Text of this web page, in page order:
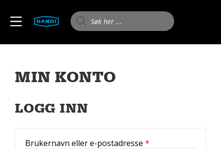
contentMOBILE MENU
HANDI AS
Products search
MIN KONTO
LOGG INN
Brukernavn eller e-postadresse *